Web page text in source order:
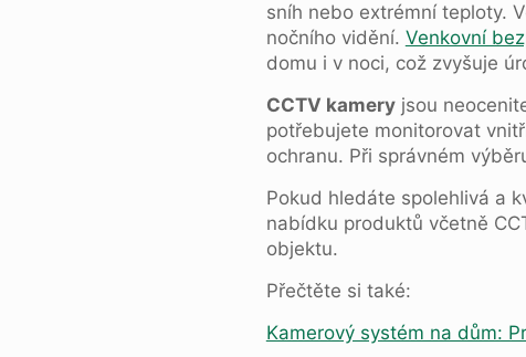
sníh nebo extrémní teploty.
nočního vidění. Venkovní
domu i v noci, což zvyšuje
CCTV kameryjsou
potřebujete monitorovat
ochranu. Při správném
Pokud hledáte spolehlivá a
nabídku produktů včetně
objektu.
Přečtěte si také:
Kamerový systém na dům: